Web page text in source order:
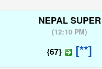
NEPAL SUPER
(12:10 PM)
{67} [**]